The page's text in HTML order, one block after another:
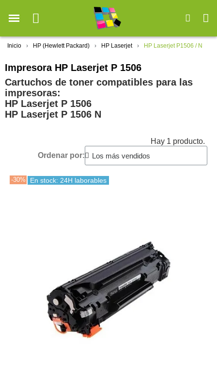
Inicio HP (Hewlett Packard) HP Laserjet HP Laserjet P1506 / N
Impresora HP Laserjet P 1506
Cartuchos de toner compatibles para las
impresoras:
HP Laserjet P 1506
HP Laserjet P 1506 N
Hay 1 producto.
Ordenar por:
-30% En stock: 24H laborables